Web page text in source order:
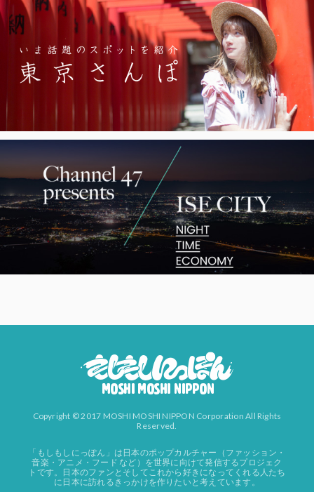
Copyright © 2017 MOSHI MOSHI NIPPON Corporation All Rights
Reserved.
「もしもしにっぽん」は日本のポップカルチャー（ファッション・
音楽・アニメ・フード など）を世界に向けて発信するプロジェク
トです。日本のファンとそしてこれから好きになってくれる人たち
に日本に訪れるきっかけを作りたいと考えています。